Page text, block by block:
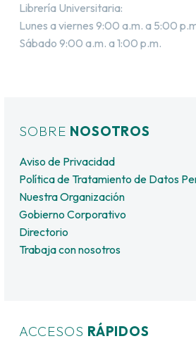
Librería Universitaria:
Lunes a viernes 9:00 a.m. a 5:00
Sábado 9:00 a.m. a 1:00 p.m.
SOBRE NOSOTROS
Aviso de Privacidad
Política de Tratamiento de Datos
Nuestra Organización
Gobierno Corporativo
Directorio
Trabaja con nosotros
ACCESOS RÁPIDOS